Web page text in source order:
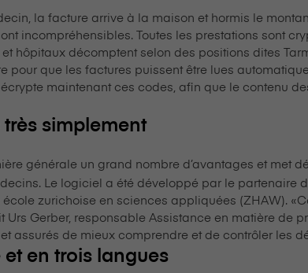
la facture arrive à la maison et hormis le
incompréhensibles. Toutes les prestations sont
hôpitaux décomptent selon des positions dites
pour que les factures puissent être lues
maintenant ces codes, afin que le contenu
très simplement
générale un grand nombre d’avantages et met
Le logiciel a été développé par le partenaire
zurichoise en sciences appliquées (ZHAW).
Urs Gerber, responsable Assistance en matière de
assurés de mieux comprendre et de contrôler les
en trois langues